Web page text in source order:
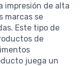
impresión de alta
marcas se
Este tipo de
de
juega un